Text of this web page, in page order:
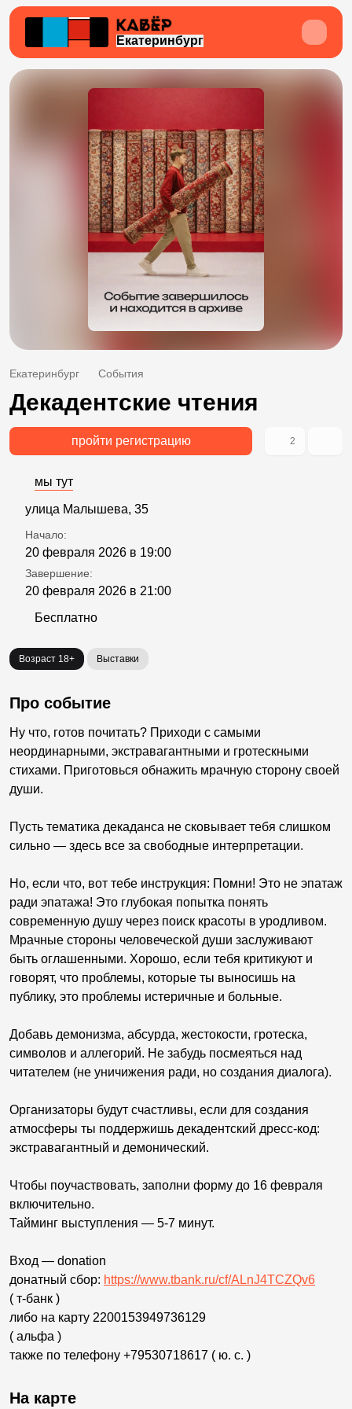
Екатеринбург
Екатеринбург События
Декадентские чтения
пройти регистрацию 2
мы тут
улица Малышева, 35
Начало:
20 февраля 2026 в 19:00
Завершение:
20 февраля 2026 в 21:00
Бесплатно
Возраст 18+ Выставки
Про событие
Ну что, готов почитать? Приходи с самыми
неординарными, экстравагантными и гротескными
стихами. Приготовься обнажить мрачную сторону своей
души.
Пусть тематика декаданса не сковывает тебя слишком
сильно — здесь все за свободные интерпретации.
Но, если что, вот тебе инструкция: Помни! Это не эпатаж
ради эпатажа! Это глубокая попытка понять
современную душу через поиск красоты в уродливом.
Мрачные стороны человеческой души заслуживают
быть оглашенными. Хорошо, если тебя критикуют и
говорят, что проблемы, которые ты выносишь на
публику, это проблемы истеричные и больные.
Добавь демонизма, абсурда, жестокости, гротеска,
символов и аллегорий. Не забудь посмеяться над
читателем (не уничижения ради, но создания диалога).
Организаторы будут счастливы, если для создания
атмосферы ты поддержишь декадентский дресс-код:
экстравагантный и демонический.
Чтобы поучаствовать, заполни форму до 16 февраля
включительно.
Тайминг выступления — 5-7 минут.
Вход — donation
донатный сбор: https://www.tbank.ru/cf/ALnJ4TCZQv6
( т-банк )
либо на карту 2200153949736129
( альфа )
также по телефону +79530718617 ( ю. с. )
На карте